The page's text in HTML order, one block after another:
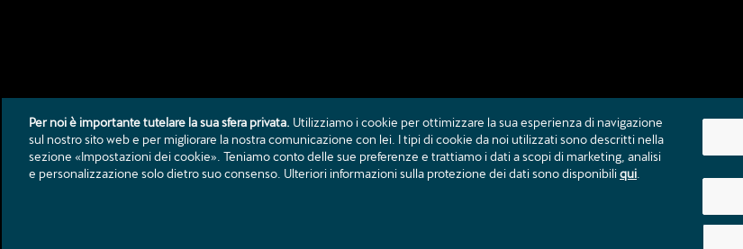
Per noi è importante tutelare la sua sfera privata. Utilizziamo i cookie per ottimizzare la sua esperienza di navigazione
sul nostro sito web e per migliorare la nostra comunicazione con lei. I tipi di cookie da noi utilizzati sono descritti nella
sezione «Impostazioni dei cookie». Teniamo conto delle sue preferenze e trattiamo i dati a scopi di marketing, analisi
e personalizzazione solo dietro suo consenso. Ulteriori informazioni sulla protezione dei dati sono disponibiliqui